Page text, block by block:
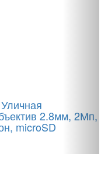
2.8мм, 2Мп,
microSD